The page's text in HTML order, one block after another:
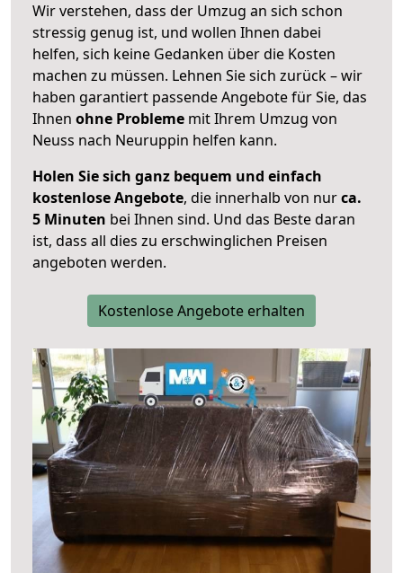
Wir verstehen, dass der Umzug an sich schon
stressig genug ist, und wollen Ihnen dabei
helfen, sich keine Gedanken über die Kosten
machen zu müssen. Lehnen Sie sich zurück – wir
haben garantiert passende Angebote für Sie, das
Ihnen ohne Probleme mit Ihrem Umzug von
Neuss nach Neuruppin helfen kann.
Holen Sie sich ganz bequem und einfach
kostenlose Angebote, die innerhalb von nurca.
5 Minuten bei Ihnen sind. Und das Beste daran
ist, dass all dies zu erschwinglichen Preisen
angeboten werden.
Kostenlose Angebote erhalten